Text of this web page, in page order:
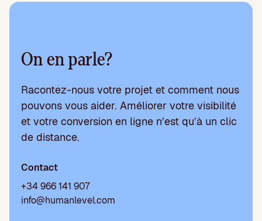
On en parle?
Racontez-nous votre projet et comment nous
pouvons vous aider. Améliorer votre visibilité
et votre conversion en ligne n’est qu’à un clic
de distance.
Contact
+34 966 141 907
info@humanlevel.com